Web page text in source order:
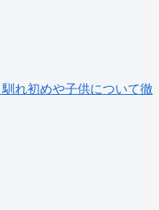
れ初めや子供について徹